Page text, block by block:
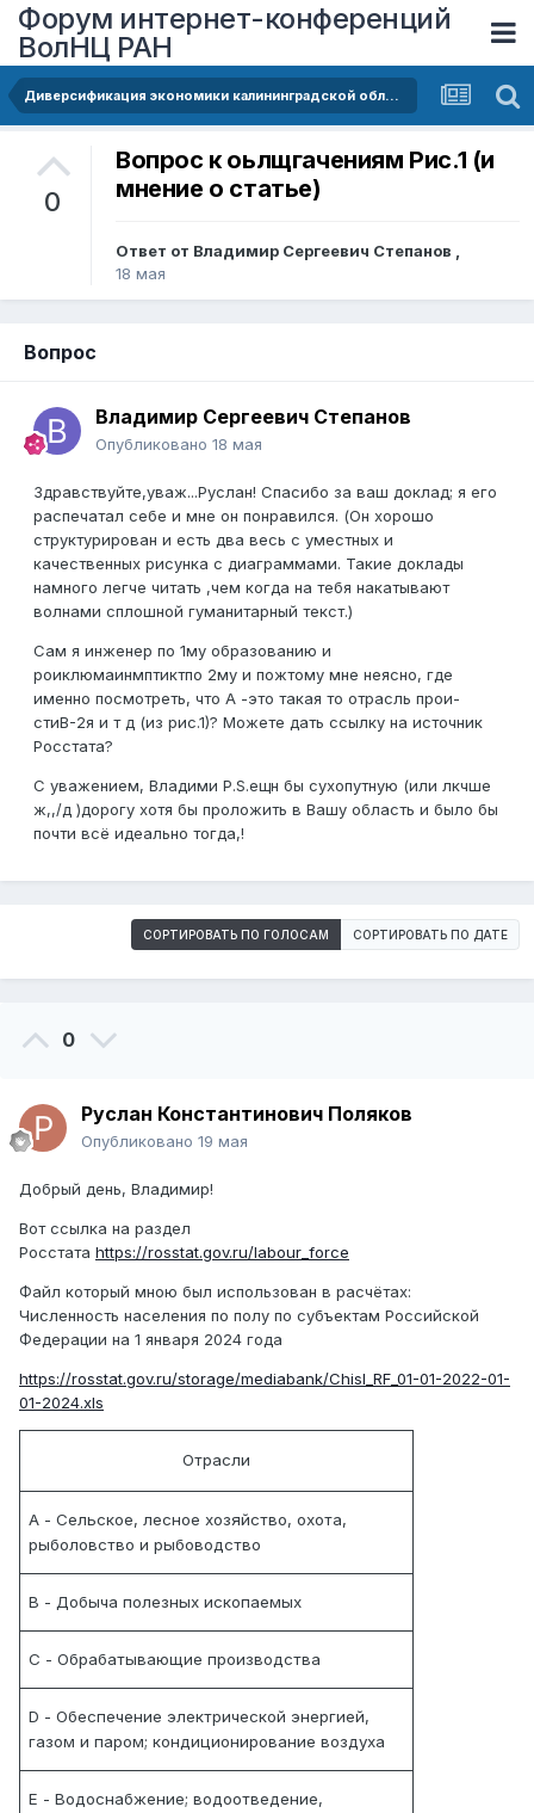
Форум интернет-конференций
ВолНЦ РАН
Диверсификация экономики калининградской области: Портфельный анализ и оценка вклада отраслевых компонентов роста
0
Вопрос к оьлщгачениям Рис.1 (и
мнение о статье)
Ответ от Владимир Сергеевич Степанов ,
18 мая
Вопрос
Владимир Сергеевич Степанов
Опубликовано 18 мая
Здравствуйте,уваж...Руслан! Спасибо за ваш доклад; я его
распечатал себе и мне он понравился. (Он хорошо
структурирован и есть два весь с уместных и
качественных рисунка с диаграммами. Такие доклады
намного легче читать ,чем когда на тебя накатывают
волнами сплошной гуманитарный текст.)
Сам я инженер по 1му образованию и
роиклюмаинмптиктпо 2му и пожтому мне неясно, где
именно посмотреть, что A -это такая то отрасль прои-
стиB-2я и т д (из рис.1)? Можете дать ссылку на источник
Росстата?
С уважением, Владими P.S.ещн бы сухопутную (или лкчше
ж,,/д )дорогу хотя бы проложить в Вашу область и было бы
почти всё идеально тогда,!
СОРТИРОВАТЬ ПО ГОЛОСАМ СОРТИРОВАТЬ ПО ДАТЕ
0
Руслан Константинович Поляков
Опубликовано 19 мая
Добрый день, Владимир!
Вот ссылка на раздел
Росстата https://rosstat.gov.ru/labour_force
Файл который мною был использован в расчётах:
Численность населения по полу по субъектам Российской
Федерации на 1 января 2024 года
https://rosstat.gov.ru/storage/mediabank/Chisl_RF_01-01-2022-01-
01-2024.xls
Отрасли
А - Сельское, лесное хозяйство, охота,
рыболовство и рыбоводство
B - Добыча полезных ископаемых
C - Обрабатывающие производства
D - Обеспечение электрической энергией,
газом и паром; кондиционирование воздуха
E - Водоснабжение; водоотведение,